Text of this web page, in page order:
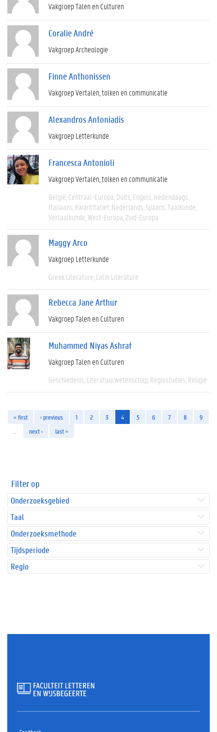
Vakgroep Talen en Culturen
Coralie André
Vakgroep Archeologie
Finne Anthonissen
Vakgroep Vertalen, tolken en communicatie
Alexandros Antoniadis
Vakgroep Letterkunde
Francesca Antonioli
Vakgroep Vertalen, tolken en communicatie
België Centraal-Europa Duits Engels Hedendaags
Italiaans Kwantitatief Nederlands Spaans Taalkunde
Vertaalkunde West-Europa Zuid-Europa
Maggy Arco
Vakgroep Letterkunde
Greek Literature Latin Literature
Rebecca Jane Arthur
Vakgroep Talen en Culturen
Muhammed Niyas Ashraf
Vakgroep Talen en Culturen
Geschiedenis Literatuurwetenschap Regiostudies Religie
« first ‹ previous 1 2 3 4 5 6 7 8
9
next › last »
Filter op
Onderzoeksgebied
Taal
Onderzoeksmethode
Tijdsperiode
Regio